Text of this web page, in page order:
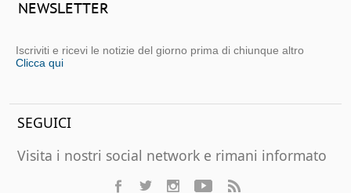
NEWSLETTER
Iscriviti e ricevi le notizie del giorno prima di chiunque altro
Clicca qui
SEGUICI
Visita i nostri social network e rimani informato